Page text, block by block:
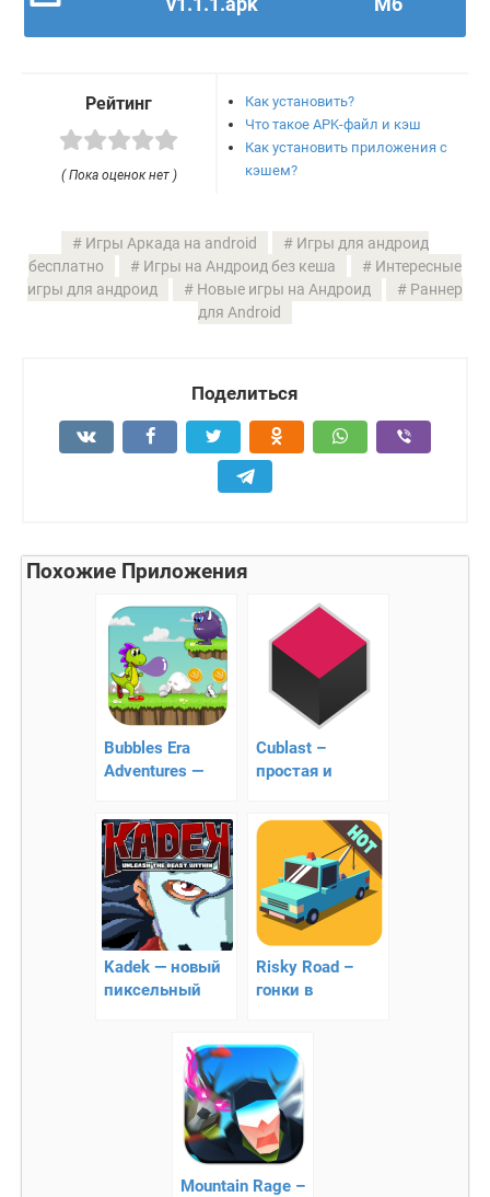
Рейтинг
( Пока оценок нет )
Как установить?
Что такое APK-файл и кэш
Как установить приложения с
кэшем?
Игры Аркада на android
Игры для андроид
бесплатно
Игры на Андроид без кеша
Интересные
игры для андроид
Новые игры на Андроид
Раннер
для Android
Поделиться
Похожие Приложения
Bubbles Era
Adventures —
милым
динозавром
Cublast –
простая и
аркада
Kadek — новый
пиксельный
Risky Road –
гонки в
Mountain Rage –